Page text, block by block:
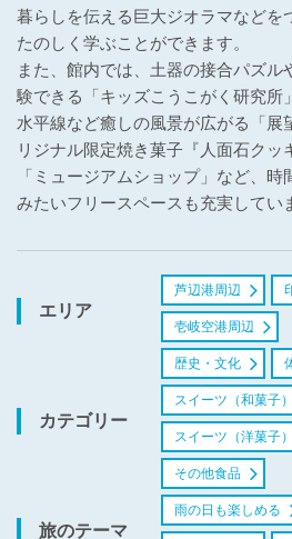
暮らしを伝える巨大ジオラマなどを
たのしく学ぶことができます。
また、館内では、土器の接合パズル
験できる「キッズこうこがく研究所
水平線など癒しの風景が広がる「展
リジナル限定焼き菓子『人面石クッ
「ミュージアムショップ」など、
みたいフリースペースも充実してい
エリア
芦辺港周辺
壱岐空港周辺
カテゴリー
歴史・文化
スイーツ（和菓子）
スイーツ（洋菓子）
その他食品
旅のテーマ
雨の日も楽しめる